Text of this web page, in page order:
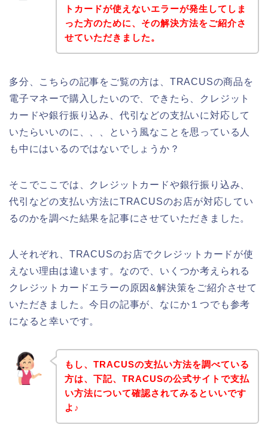
トカードが使えないエラーが発生してしま
った方のために、その解決方法をご紹介さ
せていただきました。
多分、こちらの記事をご覧の方は、TRACUSの商品を
電子マネーで購入したいので、できたら、クレジット
カードや銀行振り込み、代引などの支払いに対応して
いたらいいのに、、、という風なことを思っている人
も中にはいるのではないでしょうか？
そこでここでは、クレジットカードや銀行振り込み、
代引などの支払い方法にTRACUSのお店が対応してい
るのかを調べた結果を記事にさせていただきました。
人それぞれ、TRACUSのお店でクレジットカードが使
えない理由は違います。なので、いくつか考えられる
クレジットカードエラーの原因&解決策をご紹介させて
いただきました。今日の記事が、なにか１つでも参考
になると幸いです。
もし、TRACUSの支払い方法を調べている
方は、下記、TRACUSの公式サイトで支払
い方法について確認されてみるといいです
よ♪